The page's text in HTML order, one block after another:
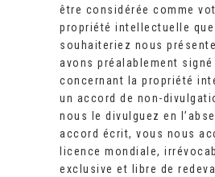
être considérée comme
propriété intellectuelle que
souhaiteriez nous
avons préalablement signé
concernant la propriété
un accord de non-
nous le divulguez en
accord écrit, vous nous
licence mondiale,
exclusive et libre de